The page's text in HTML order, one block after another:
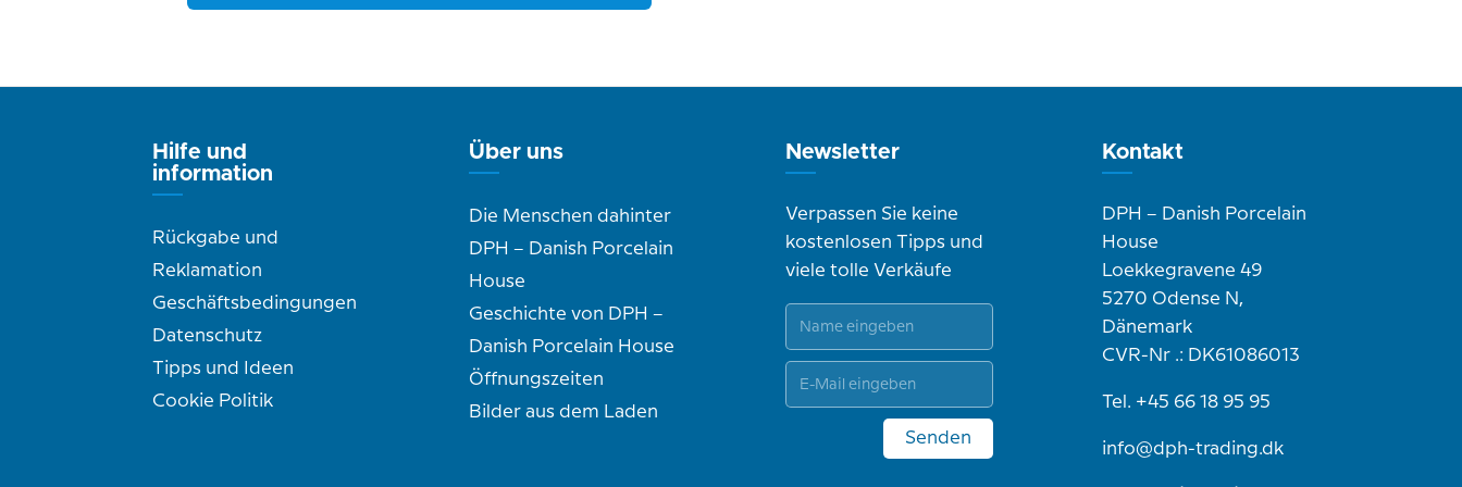
Hilfe und
information
Rückgabe und
Reklamation
Geschäftsbedingungen
Datenschutz
Tipps und Ideen
Cookie Politik
Über uns
Die Menschen dahinter
DPH – Danish Porcelain
House
Geschichte von DPH –
Danish Porcelain House
Öffnungszeiten
Bilder aus dem Laden
Newsletter
Verpassen Sie keine
kostenlosen Tipps und
viele tolle Verkäufe
Senden
Kontakt
DPH – Danish Porcelain
House
Loekkegravene 49
5270 Odense N,
Dänemark
CVR-Nr .: DK61086013
Tel. +45 66 18 95 95
info@dph-trading.dk